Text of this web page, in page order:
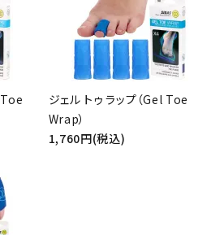
Toe
ジェル トゥ ラップ（Gel Toe
Wrap）
1,760円(税込)